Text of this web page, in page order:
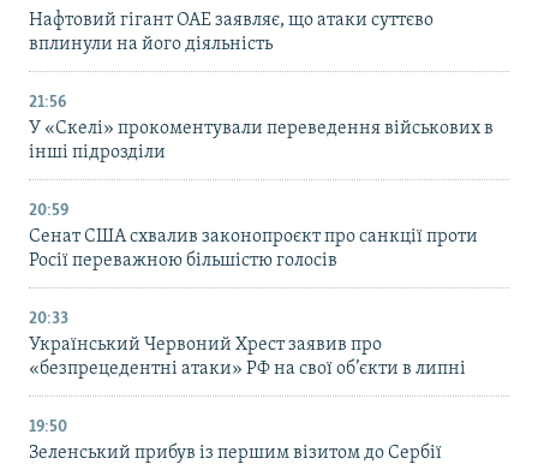
Нафтовий гігант ОАЕ заявляє, що атаки суттєво
вплинули на його діяльність
21:56
У «Скелі» прокоментували переведення військових в
інші підрозділи
20:59
Cенат США схвалив законопроєкт про санкції проти
Росії переважною більшістю голосів
20:33
Український Червоний Хрест заявив про
«безпрецедентні атаки» РФ на свої об’єкти в липні
19:50
Зеленський прибув із першим візитом до Сербії